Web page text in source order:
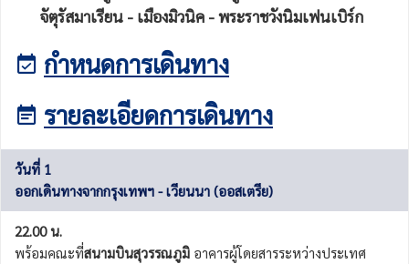
จัตุรัสมาเรียน - เมืองมิวนิค - พระราชวังนิมเฟนเบิร์ก
กำหนดการเดินทาง
รายละเอียดการเดินทาง
วันที่ 1
ออกเดินทางจากกรุงเทพฯ - เวียนนา (ออสเตรีย)
22.00 น.
พร้อมคณะที่สนามบินสุวรรณภูมิ อาคารผู้โดยสารระหว่างประเทศ